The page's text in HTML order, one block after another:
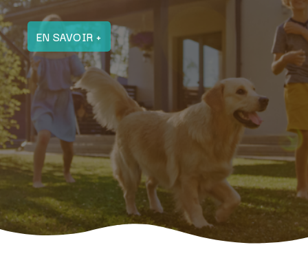
EN SAVOIR +